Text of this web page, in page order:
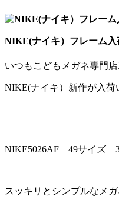
NIKE(ナイキ）フレーム入
いつもこどもメガネ専門
NIKE(ナイキ）新作が入荷
NIKE5026AF 49サイズ
スッキリとシンプルなメガ